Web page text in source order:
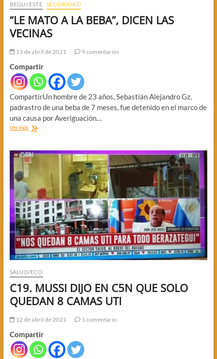
BEGUI ESTE SEGURIDAD
“LE MATO A LA BEBA”, DICEN LAS
VECINAS
13 de abril de 2021 9 comentarios
Compartir
CompartirUn hombre de 23 años, Sebastián Alejandro Gz,
padrastro de una beba de 7 meses, fue detenido en el marco de
una causa por Averiguación…
Ver más“LE
LA
BEBA”,
DICEN
LAS
VECINAS
SALUD/ECO
C19. MUSSI DIJO EN C5N QUE SOLO
QUEDAN 8 CAMAS UTI
12 de abril de 2021 1 comentario
Compartir